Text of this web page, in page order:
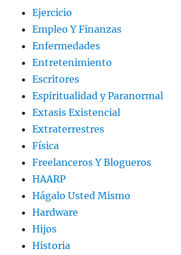
Ejercicio
Empleo Y Finanzas
Enfermedades
Entretenimiento
Escritores
Espiritualidad y Paranormal
Extasis Existencial
Extraterrestres
Física
Freelanceros Y Blogueros
HAARP
Hágalo Usted Mismo
Hardware
Hijos
Historia